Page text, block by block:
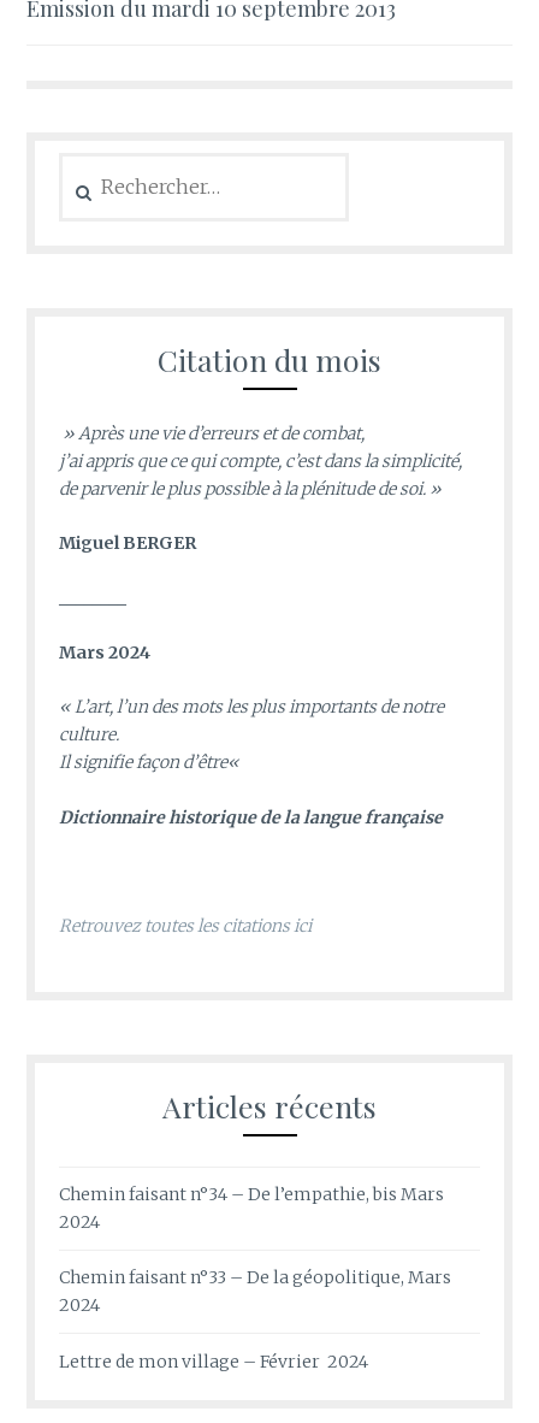
de
Émission du mardi 10 septembre 2013
Citation du mois
» Après une vie d’erreurs et de combat,
j’ai appris que ce qui compte, c’est dans la simplicité,
de parvenir le plus possible à la plénitude de soi. »
Miguel BERGER
Mars 2024
«L’art, l’un des mots les plus importants de notre
culture.
Il signifie façon d’être«
Dictionnaire historique de la langue française
Retrouvez toutes les citations ici
Articles récents
Chemin faisant n°34 – De l’empathie, bis Mars
2024
Chemin faisant n°33 – De la géopolitique, Mars
2024
Lettre de mon village – Février 2024